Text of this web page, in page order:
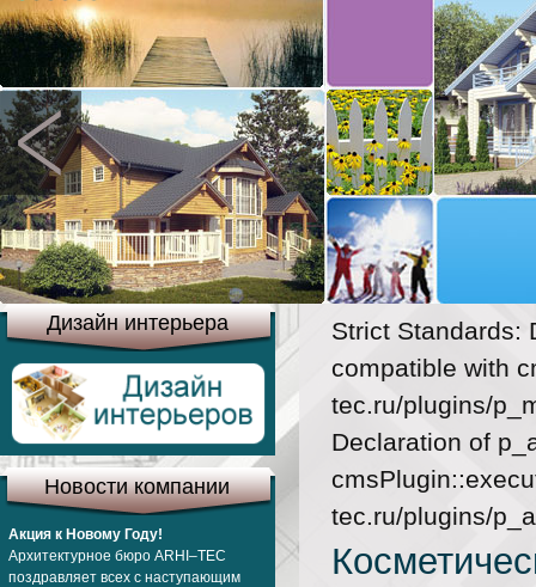
Дизайн интерьера
Новости компании
Акция к Новому Году!
Архитектурное бюро ARHI–TEC
поздравляет всех с наступающим
Strict Standards:
compatible with
tec.ru/plugins/
Declaration of
tec.ru/plugins/